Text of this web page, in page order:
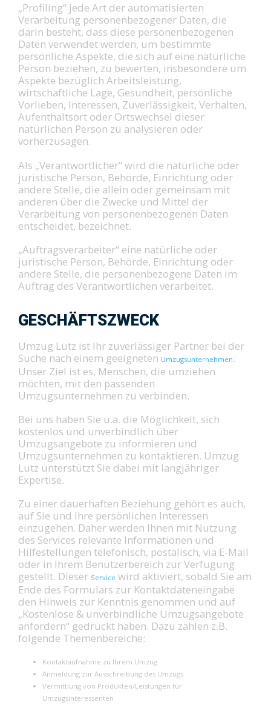
„Profiling“ jede Art der automatisierten
Verarbeitung personenbezogener Daten, die
darin besteht, dass diese personenbezogenen
Daten verwendet werden, um bestimmte
persönliche Aspekte, die sich auf eine natürliche
Person beziehen, zu bewerten, insbesondere um
Aspekte bezüglich Arbeitsleistung,
wirtschaftliche Lage, Gesundheit, persönliche
Vorlieben, Interessen, Zuverlässigkeit, Verhalten,
Aufenthaltsort oder Ortswechsel dieser
natürlichen Person zu analysieren oder
vorherzusagen.
Als „Verantwortlicher“ wird die natürliche oder
juristische Person, Behörde, Einrichtung oder
andere Stelle, die allein oder gemeinsam mit
anderen über die Zwecke und Mittel der
Verarbeitung von personenbezogenen Daten
entscheidet, bezeichnet.
„Auftragsverarbeiter“ eine natürliche oder
juristische Person, Behörde, Einrichtung oder
andere Stelle, die personenbezogene Daten im
Auftrag des Verantwortlichen verarbeitet.
GESCHÄFTSZWECK
Umzug Lutz ist Ihr zuverlässiger Partner bei der
Suche nach einem geeigneten Umzugsunternehmen .
Unser Ziel ist es, Menschen, die umziehen
möchten, mit den passenden
Umzugsunternehmen zu verbinden.
Bei uns haben Sie u.a. die Möglichkeit, sich
kostenlos und unverbindlich über
Umzugsangebote zu informieren und
Umzugsunternehmen zu kontaktieren. Umzug
Lutz unterstützt Sie dabei mit langjähriger
Expertise.
Zu einer dauerhaften Beziehung gehört es auch,
auf Sie und Ihre persönlichen Interessen
einzugehen. Daher werden Ihnen mit Nutzung
des Services relevante Informationen und
Hilfestellungen telefonisch, postalisch, via E-Mail
oder in Ihrem Benutzerbereich zur Verfügung
gestellt. Dieser Service wird aktiviert, sobald Sie am
Ende des Formulars zur Kontaktdateneingabe
den Hinweis zur Kenntnis genommen und auf
„Kostenlose & unverbindliche Umzugsangebote
anfordern“ gedrückt haben. Dazu zählen z.B.
folgende Themenbereiche:
Kontaktaufnahme zu Ihrem Umzug
Anmeldung zur Ausschreibung des Umzugs
Vermittlung von Produkten/Leistungen für
Umzugsinteressenten